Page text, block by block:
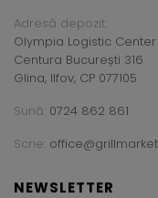
Adresă depozit:
Olympia Logistic Center
Centura București 316
Glina, Ilfov, CP 077105
Sună: 0724 862 861
Scrie:
NEWSLETTER